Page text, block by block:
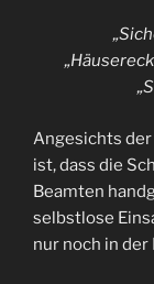
Angesichts
ist, dass die
Beamten
selbstlose
nur noch in